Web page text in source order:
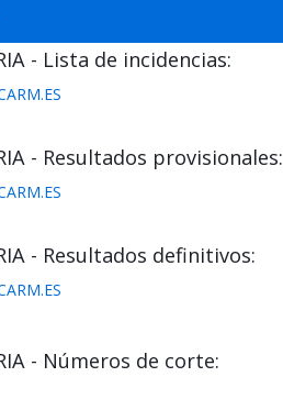
- Lista de incidencias:
- Resultados provisionales:
- Resultados definitivos:
- Números de corte: